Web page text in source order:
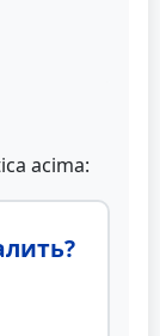
acima: